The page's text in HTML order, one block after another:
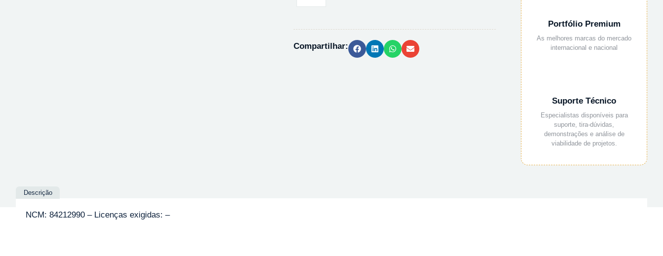
SERINGA
25MM
0,45UM
Compartilhar:
Portfólio Premium
As melhores marcas do mercado
internacional e nacional
Suporte Técnico
Especialistas disponíveis para
suporte, tira-dúvidas,
demonstrações e análise de
viabilidade de projetos.
Descrição
NCM: 84212990 – Licenças exigidas: –